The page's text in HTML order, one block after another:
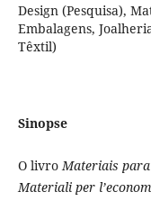
Design (Pesquisa),
Embalagens,
Têxtil)
Sinopse
O livro Materiais
Materiali per